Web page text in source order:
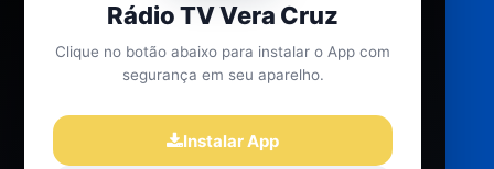
Rádio TV Vera Cruz
Clique no botão abaixo para instalar o App com
segurança em seu aparelho.
Instalar App